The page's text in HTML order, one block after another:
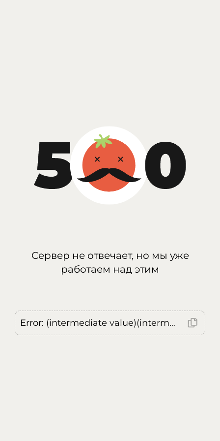
Сервер не отвечает, но мы уже
работаем над этим
Error: (intermediate value)(intermediate value)(intermediate value).replaceAll is not a function